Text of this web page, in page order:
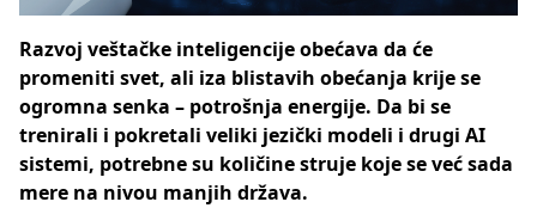
Razvoj veštačke inteligencije obećava da će
promeniti svet, ali iza blistavih obećanja krije se
ogromna senka – potrošnja energije. Da bi se
trenirali i pokretali veliki jezički modeli i drugi AI
sistemi, potrebne su količine struje koje se već sada
mere na nivou manjih država.